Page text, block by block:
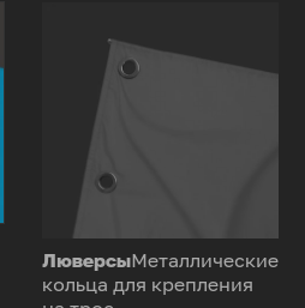
ЛюверсыМеталлические
кольца для крепления